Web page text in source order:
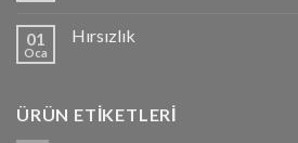
01
Oca
Hırsızlık
ÜRÜN ETIKETLERI